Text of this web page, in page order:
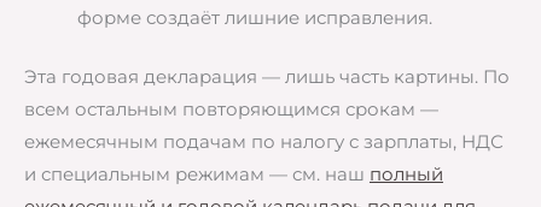
форме создаёт лишние исправления.
Эта годовая декларация — лишь часть картины. По
всем остальным повторяющимся срокам —
ежемесячным подачам по налогу с зарплаты, НДС
и специальным режимам — см. наш полный